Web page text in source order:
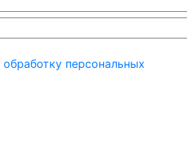
обработку персональных